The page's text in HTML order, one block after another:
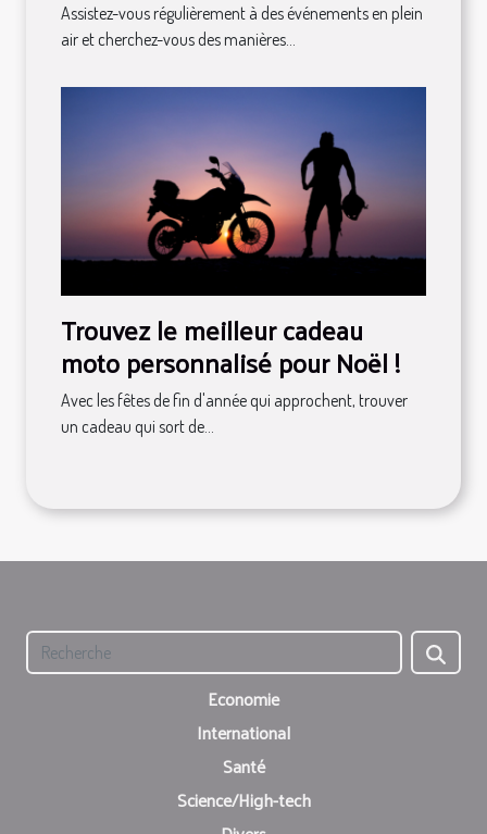
Assistez-vous régulièrement à des événements en plein
air et cherchez-vous des manières...
Trouvez le meilleur cadeau
moto personnalisé pour Noël !
Avec les fêtes de fin d'année qui approchent, trouver
un cadeau qui sort de...
Economie
International
Santé
Science/High-tech